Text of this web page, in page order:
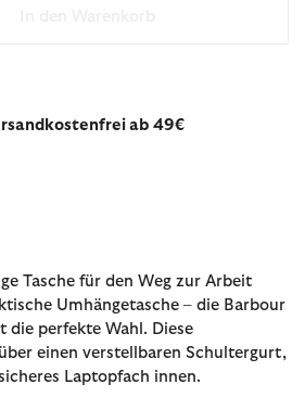
ab 49€
Tasche für den Weg zur Arbeit
Umhängetasche – die Barbour
die perfekte Wahl. Diese
einen verstellbaren Schultergurt,
Laptopfach innen.